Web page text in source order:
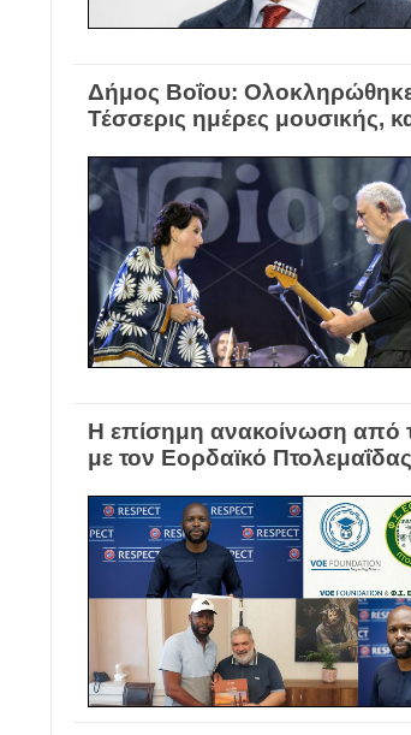
Δήμος Βοΐου: Ολοκληρώθηκε
Τέσσερις ημέρες μουσικής,
Η επίσημη ανακοίνωση από
με τον Εορδαϊκό Πτολεμαΐδας